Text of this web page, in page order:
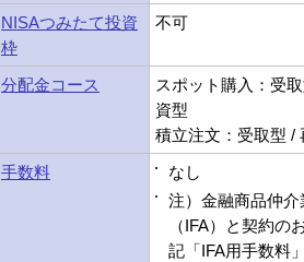
NISAつみたて投資
枠
不可
分配金コース
スポット購入：受
資型
積立注文：受取型 /
手数料
なし
注）金融商品仲介
（IFA）と契約の
記「IFA用手数料